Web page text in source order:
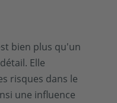
bien plus qu'un
Elle
risques dans le
une influence